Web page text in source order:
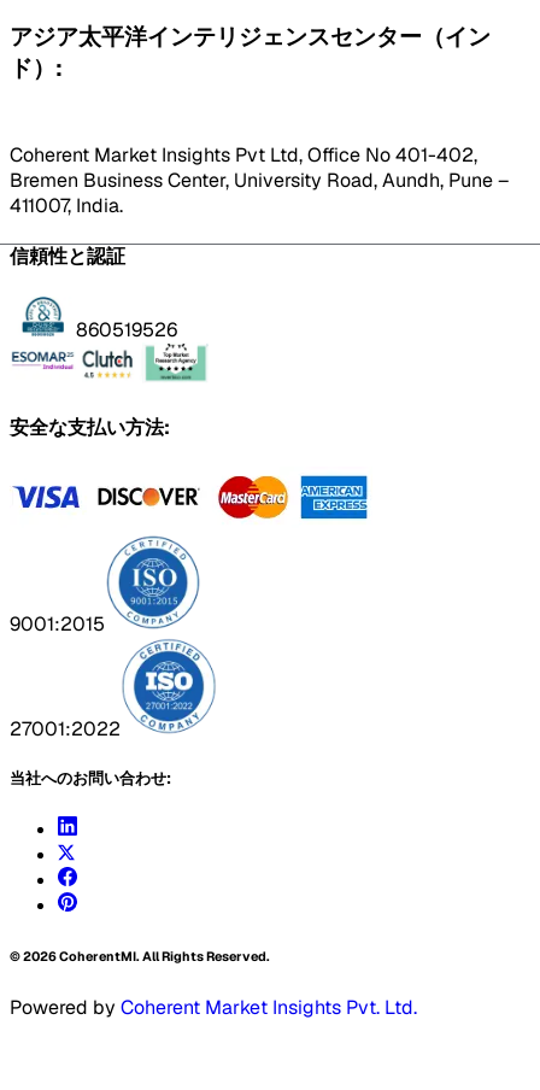
アジア太平洋インテリジェンスセンター（イン
ド）:
Coherent Market Insights Pvt Ltd, Office No 401-402,
Bremen Business Center, University Road, Aundh, Pune –
411007, India.
信頼性と認証
860519526
安全な支払い方法:
9001:2015
27001:2022
当社へのお問い合わせ:
©2026CoherentMI. All Rights Reserved.
Powered by Coherent Market Insights Pvt. Ltd.